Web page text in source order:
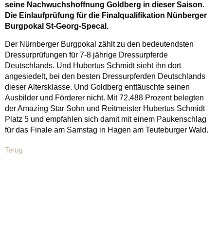
seine Nachwuchshoffnung Goldberg in dieser Saison.
Die Einlaufprüfung für die Finalqualifikation Nünberger
Burgpokal St-Georg-Specal.
Der Nürnberger Burgpokal zählt zu den bedeutendsten
Dressurprüfungen für 7-8 jährige Dressurpferde
Deutschlands. Und Hubertus Schmidt sieht ihn dort
angesiedelt, bei den besten Dressurpferden Deutschlands
dieser Altersklasse. Und Goldberg enttäuschte seinen
Ausbilder und Förderer nicht. Mit 72,488 Prozent belegten
der Amazing Star Sohn und Reitmeister Hubertus Schmidt
Platz 5 und empfahlen sich damit mit einem Paukenschlag
für das Finale am Samstag in Hagen am Teuteburger Wald.
Terug